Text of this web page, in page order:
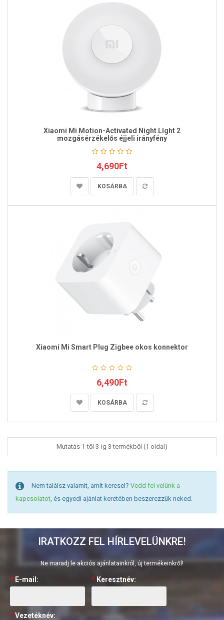
Xiaomi Mi Motion-Activated Night LIght 2
mozgásérzékelős éjjeli irányfény
4,690Ft
KOSÁRBA
Xiaomi Mi Smart Plug Zigbee okos konnektor
6,490Ft
KOSÁRBA
Mutatás 1-től 3-ig 3 termékből (1 oldal)
Nem találsz valamit, amit keresel? Vedd fel velünk a
kapcsolatot, és egyedi ajánlat keretében beszerezzük neked.
IRATKOZZ FEL HÍRLEVELÜNKRE!
Ne maradj le akciós ajánlatainkról, új termékeinkről!
* E-mail: * Keresztnév:
*Vezetéknév: